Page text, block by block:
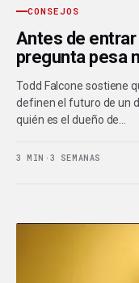
CONSEJOS
Antes de entrar
pregunta pesa
Todd Falcone sostiene
definen el futuro de un
quién es el dueño de…
3 MIN · 3 SEMANAS